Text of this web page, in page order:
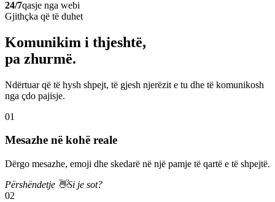
24/7qasje nga webi
Gjithçka që të duhet
Komunikim i thjeshtë,
pa zhurmë.
Ndërtuar që të hysh shpejt, të gjesh njerëzit e tu dhe të komunikosh
nga çdo pajisje.
01
Mesazhe në kohë reale
Dërgo mesazhe, emoji dhe skedarë në një pamje të qartë e të shpejtë.
Përshëndetje 👋Si je sot?
02